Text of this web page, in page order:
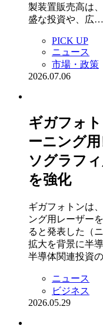
製装置販売高は
盛な投資や、広…
PICK UP
ニュース
市場・政策
2026.07.06
ギガフォ
ーニング
ソグラフ
を強化
ギガフォトンは
ング用レーザー
ると発表した（
拡大を背景に半
半導体関連投資
ニュース
ビジネス
2026.05.29